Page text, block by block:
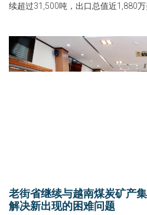
续超过31,500吨，出口总值近1,880万
老街省继续与越南煤炭矿产
解决新出现的困难问题